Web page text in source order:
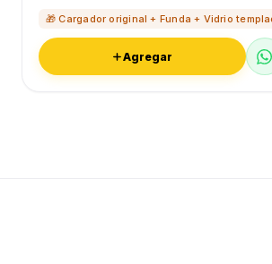
🎁 Cargador original + Funda + Vidrio
Agregar